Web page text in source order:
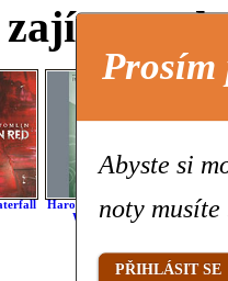
Harold Ross - It Is Well
With My Soul
Harold
Prosím
Abyste si
noty
PŘIHLÁSIT SE